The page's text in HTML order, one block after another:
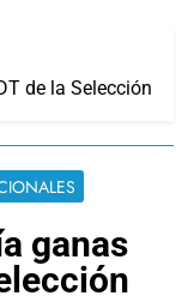
de la Selección
ganas